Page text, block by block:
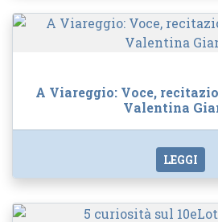
A Viareggio: Voce,
Valentina
LEGGI